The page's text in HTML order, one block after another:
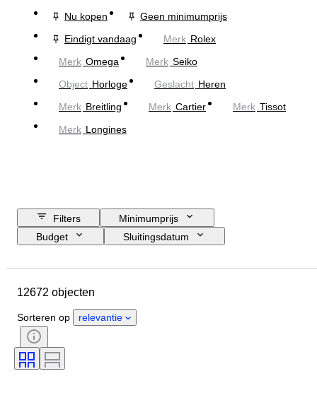
Nu kopen
Geen minimumprijs
Eindigt vandaag
Merk Rolex
Merk Omega Merk Seiko
Object Horloge Geslacht Heren
Merk Breitling Merk Cartier Merk Tissot
Merk Longines
Filters
Minimumprijs
Budget
Sluitingsdatum
Land van herkomst
Geslacht
Conditie
Certificaat
Oplage
Horloge uurwerk
12672 objecten
Sorteren op relevantie